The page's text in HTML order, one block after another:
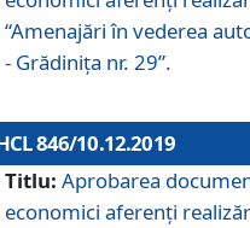
“Amenajări în vederea
- Grădinița nr. 29”.
846/10.12.2019
Titlu: Aprobarea
economici aferenți